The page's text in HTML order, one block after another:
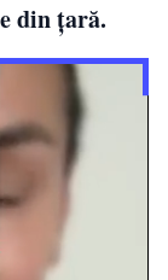
din țară.